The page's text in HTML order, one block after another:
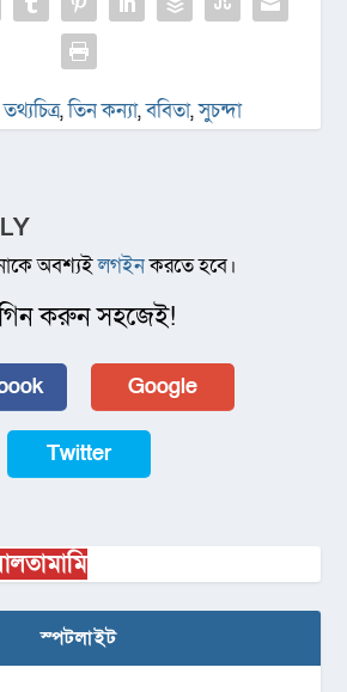
তথ্যচিত্র,তিন কন্যা,ববিতা,সুচন্দা
অবশ্যইলগইনকরতে হবে।
করুন সহজেই!
Google
Twitter
স্পটলাইট